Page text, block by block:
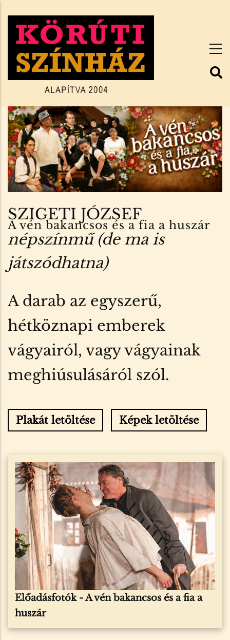
tartalomra
SZIGETI JÓZSEF
A vén bakancsos és a fia a huszár
népszínmű (de ma is
játszódhatna)
A darab az egyszerű,
hétköznapi emberek
vágyairól, vagy vágyainak
meghiúsulásáról szól.
Plakát letöltése Képek letöltése
Előadásfotók -A vén bakancsos és a fia a
huszár